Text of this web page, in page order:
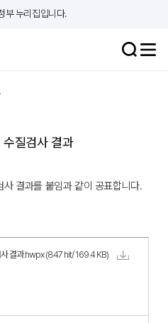
부 누리집입니다.
질검사 결과
결과를 붙임과 같이 공표합니다.
결과.hwpx (847 hit/ 169.4 KB)